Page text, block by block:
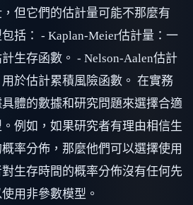
但它們的估計量可能不那麼有
括： - Kaplan-Meier估計量：一
生存函數。 - Nelson-Aalen估計
於估計累積風險函數。 在實務
具體的數據和研究問題來選擇合適
例如，如果研究者有理由相信生
率分佈，那麼他們可以選擇使用
生存時間的概率分佈沒有任何先
用非參數模型。